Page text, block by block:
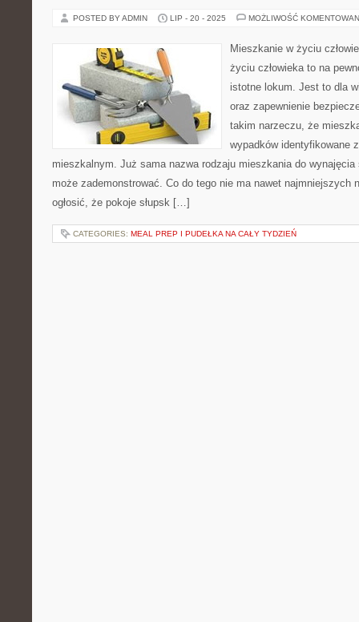
POSTED BY ADMIN LIP - 20 - 2025 MOŻLIWOŚĆ
Mieszkanie w życiu
życiu człowieka to na
istotne lokum. Jest to dla
oraz zapewnienie
takim narzeczu, że
wypadków identyfikowane
mieszkalnym. Już sama nazwa rodzaju mieszkania do wynajęcia
może zademonstrować. Co do tego nie ma nawet najmniejszych
ogłosić, że pokoje słupsk […]
CATEGORIES: MEAL PREP I PUDEŁKA NA CAŁY TYDZIEŃ